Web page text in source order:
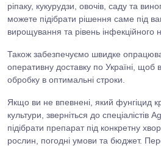
ріпаку, кукурудзи, овочів, саду та
можете підібрати рішення саме під
вирощування та рівень інфекційного
Також забезпечуємо швидке
оперативну доставку по Україні, щоб
обробку в оптимальні строки.
Якщо ви не впевнені, який фунгіцид
культури, зверніться до
підібрати препарат під конкретну
рослин, погодні умови та бюджет.